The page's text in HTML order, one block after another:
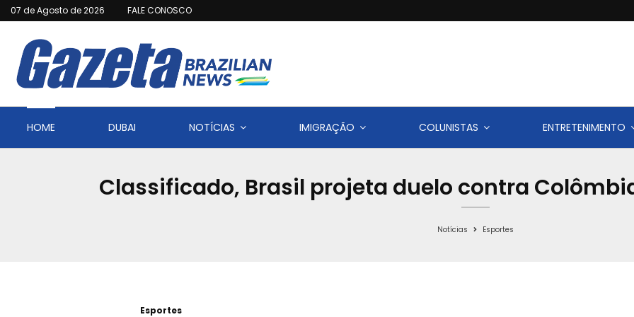
07 de Agosto de 2026 FALE CONOSCO
HOME DUBAI NOTÍCIAS IMIGRAÇÃO COLUNISTAS ENTRETENIMENTO
Classificado, Brasil projeta duelo contra
Notícias Esportes
Esportes